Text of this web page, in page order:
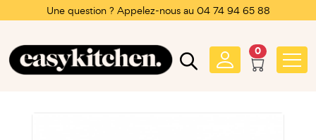
Une question ? Appelez-nous au 04 74 94 65 88
0